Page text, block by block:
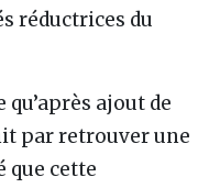
réductrices du
ajout de
par retrouver une
que cette